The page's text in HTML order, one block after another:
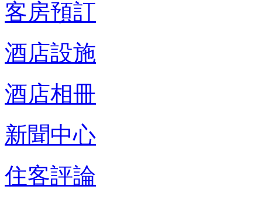
客房預訂
酒店設施
酒店相冊
新聞中心
住客評論